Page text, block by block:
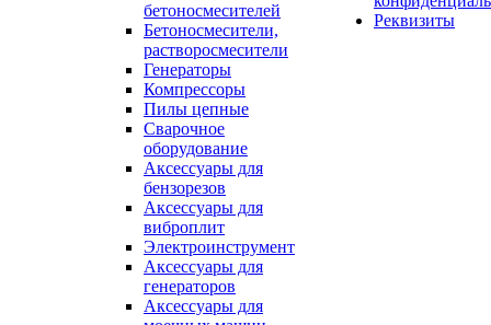
бетоносмесителей
Бетоносмесители,
растворосмесители
Генераторы
Компрессоры
Пилы цепные
Сварочное
оборудование
Аксессуары для
бензорезов
Аксессуары для
виброплит
Электроинструмент
Аксессуары для
генераторов
Аксессуары для
Реквизиты